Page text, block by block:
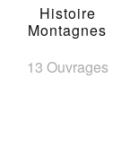
Histoire
Montagnes
13 Ouvrages